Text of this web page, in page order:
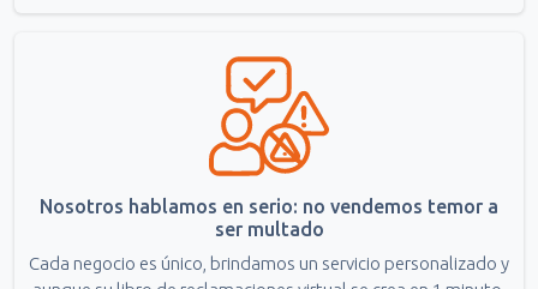
Nosotros hablamos en serio: no vendemos temor a
ser multado
Cada negocio es único, brindamos un servicio personalizado y